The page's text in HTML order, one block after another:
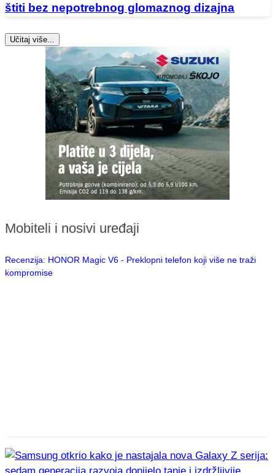
štiti bez nepotrebnog glomaznog dizajna
Učitaj više...
Mobiteli i nosivi uređaji
Recenzija: HONOR Magic V6 - Preklopni telefon koji više ne traži
kompromise